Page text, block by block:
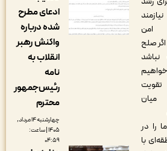
ادعای مطرح
شده درباره
واکنش رهبر
انقلاب به
رئیس‌جمهور
چهارشنبه ۱۴ مرداد,
۱۴۰۵ | ساعت: